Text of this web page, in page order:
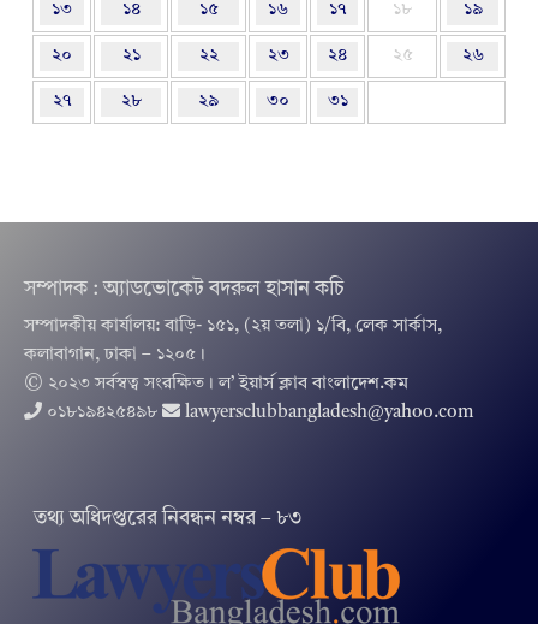
১৩ ১৪ ১৫ ১৬ ১৭ ১৮ ১৯
২০ ২১ ২২ ২৩ ২৪ ২৫ ২৬
২৭ ২৮ ২৯ ৩০ ৩১
সম্পাদক : অ্যাডভোকেট বদরুল হাসান কচি
সম্পাদকীয় কার্যালয়: বাড়ি- ১৫১, (২য় তলা) ১/বি, লেক সার্কাস,
কলাবাগান, ঢাকা – ১২০৫।
© ২০২৩ সর্বস্বত্ব সংরক্ষিত । ল’ ইয়ার্স ক্লাব বাংলাদেশ.কম
০১৮১৯৪২৫৪৯৮
lawyersclubbangladesh@yahoo.com
তথ‌্য অ‌ধিদপ্ত‌রের নিবন্ধন নম্বর – ৮৩